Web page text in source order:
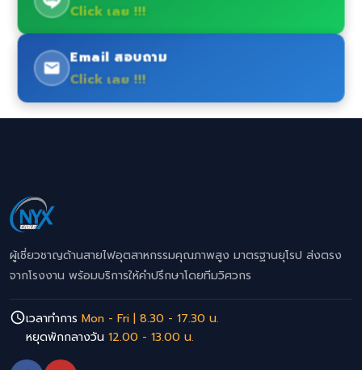
Click เลย !!!
Email สอบถาม
Click เลย !!!
ผู้เชี่ยวชาญด้านสายไฟอุตสาหกรรมคุณภาพสูง มาตรฐานยุโรป ส่งตรง
จากโรงงาน พร้อมบริการให้คำปรึกษาโดยทีมวิศวกร
เวลาทำการ Mon - Fri | 8.30 - 17.30 น.
หยุดพักกลางวัน 12.00 - 13.00 น.